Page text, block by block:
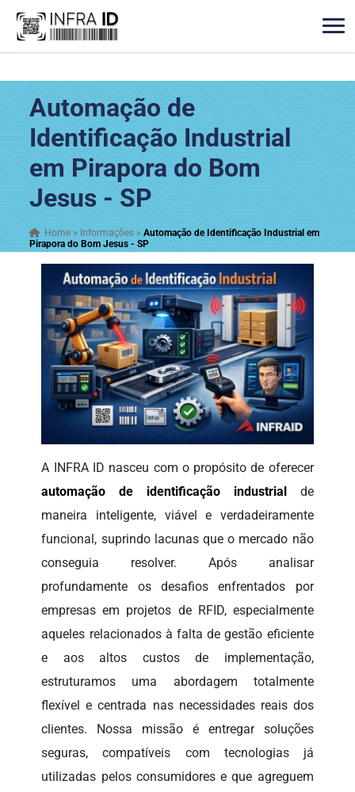
Automação de
Identificação Industrial
em Pirapora do Bom
Jesus - SP
Home » Informações »Automação de Identificação Industrial em
Pirapora do Bom Jesus - SP
A INFRA ID nasceu com o propósito de oferecer
automação de identificação industrial
de
maneira inteligente, viável e verdadeiramente
funcional, suprindo lacunas que o mercado não
conseguia resolver. Após analisar
profundamente os desafios enfrentados por
empresas em projetos de RFID, especialmente
aqueles relacionados à falta de gestão eficiente
e aos altos custos de implementação,
estruturamos uma abordagem totalmente
flexível e centrada nas necessidades reais dos
clientes. Nossa missão é entregar soluções
seguras, compatíveis com tecnologias já
utilizadas pelos consumidores e que agreguem